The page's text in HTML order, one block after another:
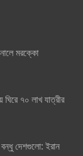
মরক্কো
ঘিরে ৭০ লাখ যাত্রীর
বন্ধু দেশগুলো: ইরান